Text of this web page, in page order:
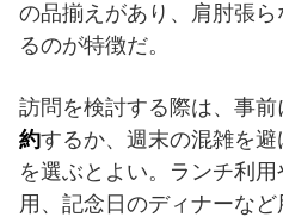
の品揃えがあり、肩肘張
るのが特徴だ。
訪問を検討する際は、事前
約するか、週末の混雑を
を選ぶとよい。ランチ利
用、記念日のディナーな